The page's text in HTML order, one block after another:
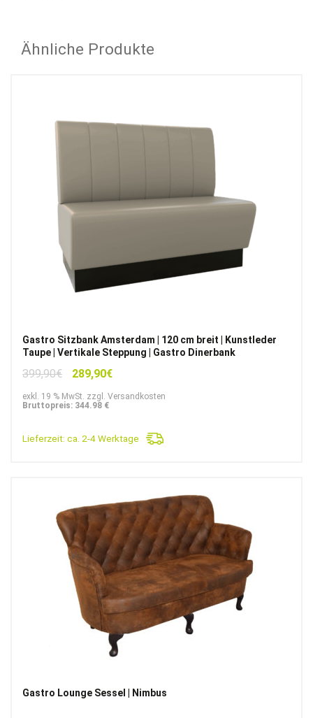
Ähnliche Produkte
Gastro Sitzbank Amsterdam | 120 cm breit | Kunstleder
Taupe | Vertikale Steppung | Gastro Dinerbank
399,90€
Ursprünglicher
war:
289,90€Aktueller
ist:
exkl. 19 % MwSt. zzgl. Versandkosten
Bruttopreis: 344.98 €
Lieferzeit: ca. 2-4 Werktage
Gastro Lounge Sessel | Nimbus